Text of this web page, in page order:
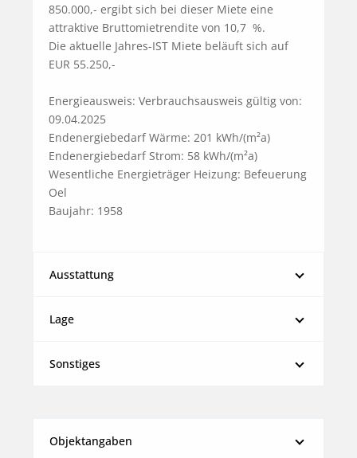
850.000,- ergibt sich bei dieser Miete eine
attraktive Bruttomietrendite von 10,7  %.
Die aktuelle Jahres-IST Miete beläuft sich auf
EUR 55.250,-
Energieausweis: Verbrauchsausweis gültig von:
09.04.2025
Endenergiebedarf Wärme: 201 kWh/(m²a)
Endenergiebedarf Strom: 58 kWh/(m²a)
Wesentliche Energieträger Heizung: Befeuerung
Oel
Baujahr: 1958
Ausstattung
Lage
Sonstiges
Objektangaben